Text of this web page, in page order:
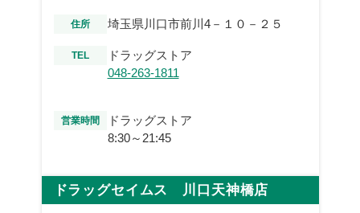
住所 埼玉県川口市前川4－１０－２５
TEL
ドラッグストア
048-263-1811
営業時間
ドラッグストア
8:30～21:45
ドラッグセイムス 川口天神橋店